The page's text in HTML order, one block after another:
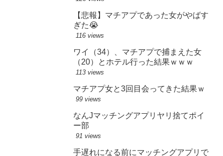
【悲報】マチアプであった女がやばす
ぎた😭
116 views
ワイ（34）、マチアプで捕まえた女
（20）とホテル行った結果ｗｗｗ
113 views
マチアプ女と3回目会ってきた結果ｗ
99 views
なんJマッチングアプリヤリ捨てポイ
ー部
91 views
手遅れになる前にマッチングアプリで